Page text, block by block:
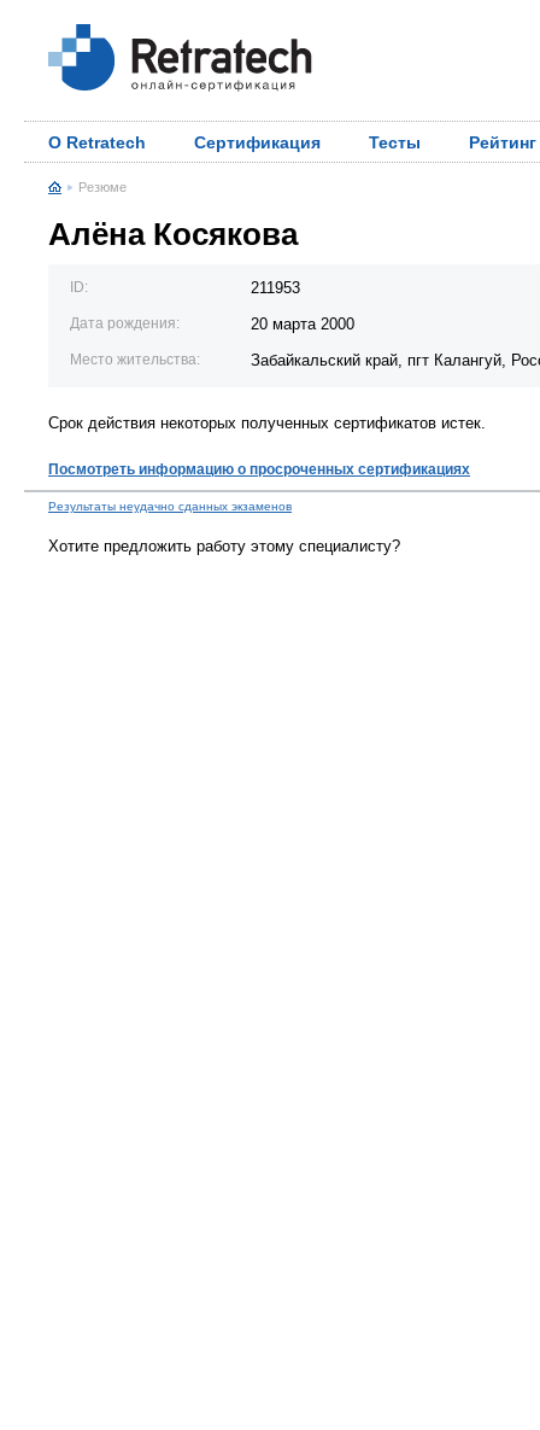
О Retratech Сертификация Тесты Рейтинг
Резюме
Алёна Косякова
ID: 211953
Дата рождения: 20 марта 2000
Место жительства: Забайкальский край, пгт Калангуй,
Срок действия некоторых полученных сертификатов истек.
Посмотреть информацию о просроченных сертификациях
Результаты неудачно сданных экзаменов
Хотите предложить работу этому специалисту?